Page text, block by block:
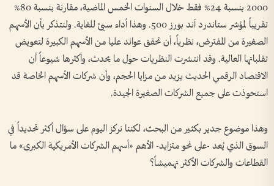
2000 بنسبة 24% فقط خلال السنوات الخمس الماضية، مقارنة بنسبة 80%
تقريباً لمؤشر ستاندرد آند بورز 500. وهذا أداء سيئ للغاية. ولنتذكر بأن الأسهم
الصغيرة من المفترض، نظرياً، أن تحقق عوائد عليا من الأسهم الكبيرة لتعويض
تقلباتها العالية. وقد انتشرت النظريات حول ما يحدث، وأكثرها شيوعاً أن
الاقتصاد الرقمي الحديث يزيد من مزايا الحجم، وأن شركات الأسهم الخاصة قد
استحوذت على جميع الشركات الصغيرة الجيدة.
وهذا موضوع جدير بكثير من البحث، لكننا نركز اليوم على سؤال أكثر تحديداً في
السوق الذي يُعد -على نحو متزايد- الأهم «أسهم الشركات الأمريكية الكبرى» ما
القطاعات والشركات الأكثر تهميشاً؟